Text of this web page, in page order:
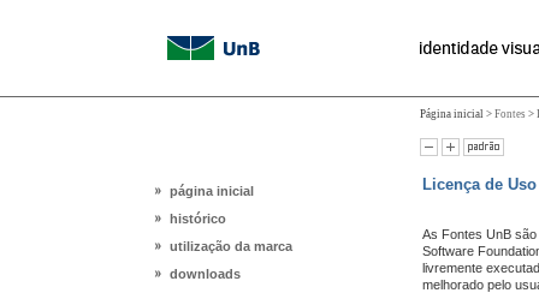
Página inicial > Fontes >
página inicial
histórico
utilização da marca
downloads
Licença de Uso
As Fontes UnB
Software
livremente
melhorado pelo